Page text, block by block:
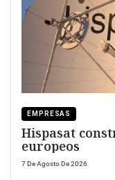
EMPRESAS
Hispasat
europeos
7 De Agosto De 2026